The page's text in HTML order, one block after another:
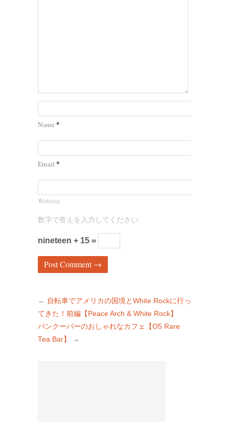
Name*
Email *
Website
数字で答えを入力してください:
nineteen + 15 =
← 自転車でアメリカの国境とWhite Rockに行っ
てきた！前編【Peace Arch & White Rock】
バンクーバーのおしゃれなカフェ【O5 Rare
Tea Bar】
→